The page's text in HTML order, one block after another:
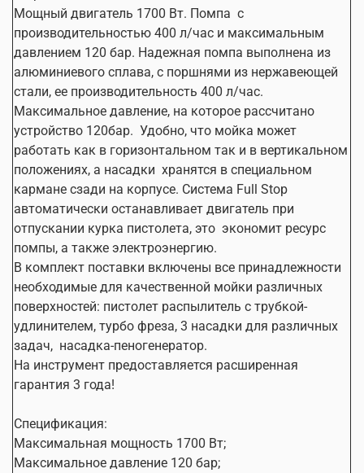
Мощный двигатель 1700 Вт. Помпа с
производительностью 400 л/час и максимальным
давлением 120 бар. Надежная помпа выполнена из
алюминиевого сплава, с поршнями из нержавеющей
стали, ее производительность 400 л/час.
Максимальное давление, на которое рассчитано
устройство 120бар. Удобно, что мойка может
работать как в горизонтальном так и в вертикальном
положениях, а насадки хранятся в специальном
кармане сзади на корпусе. Система Full Stop
автоматически останавливает двигатель при
отпускании курка пистолета, это экономит ресурс
помпы, а также электроэнергию.
В комплект поставки включены все принадлежности
необходимые для качественной мойки различных
поверхностей: пистолет распылитель с трубкой-
удлинителем, турбо фреза, 3 насадки для различных
задач, насадка-пеногенератор.
На инструмент предоставляется расширенная
гарантия 3 года!
Спецификация:
Максимальная мощность 1700 Вт;
Максимальное давление 120 бар;